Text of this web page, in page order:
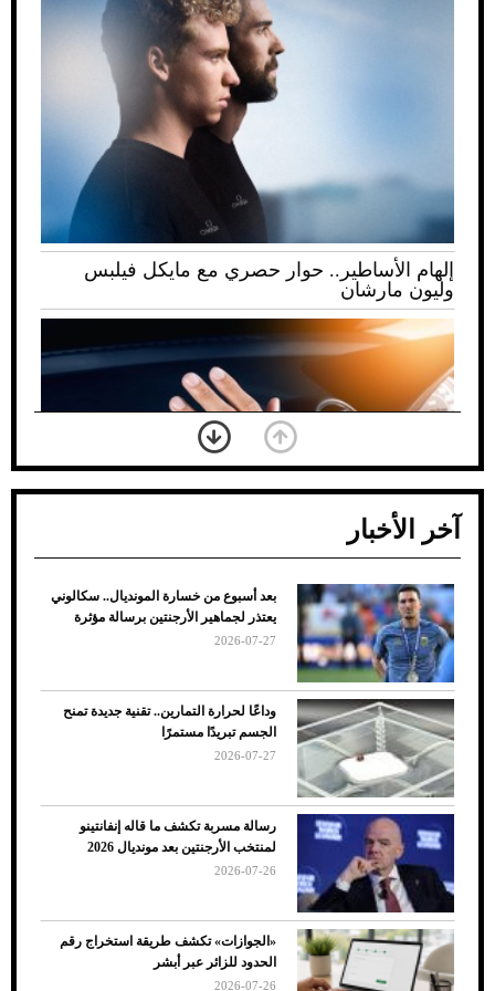
إلهام الأساطير.. حوار حصري مع مايكل فيلبس
وليون مارشان
ضعف تبريد مكيف السيارة عند الوقوف.. أشهر
الأسباب والحلول
7 نصائح لاختيار لون البنطلون المناسب للقميص
الأسود
آخر الأخبار
بعد أسبوع من خسارة المونديال.. سكالوني
يعتذر لجماهير الأرجنتين برسالة مؤثرة
2026-07-27
وداعًا لحرارة التمارين.. تقنية جديدة تمنح
الجسم تبريدًا مستمرًا
2026-07-27
رسالة مسربة تكشف ما قاله إنفانتينو
لمنتخب الأرجنتين بعد مونديال 2026
2026-07-26
«الجوازات» تكشف طريقة استخراج رقم
الحدود للزائر عبر أبشر
2026-07-26